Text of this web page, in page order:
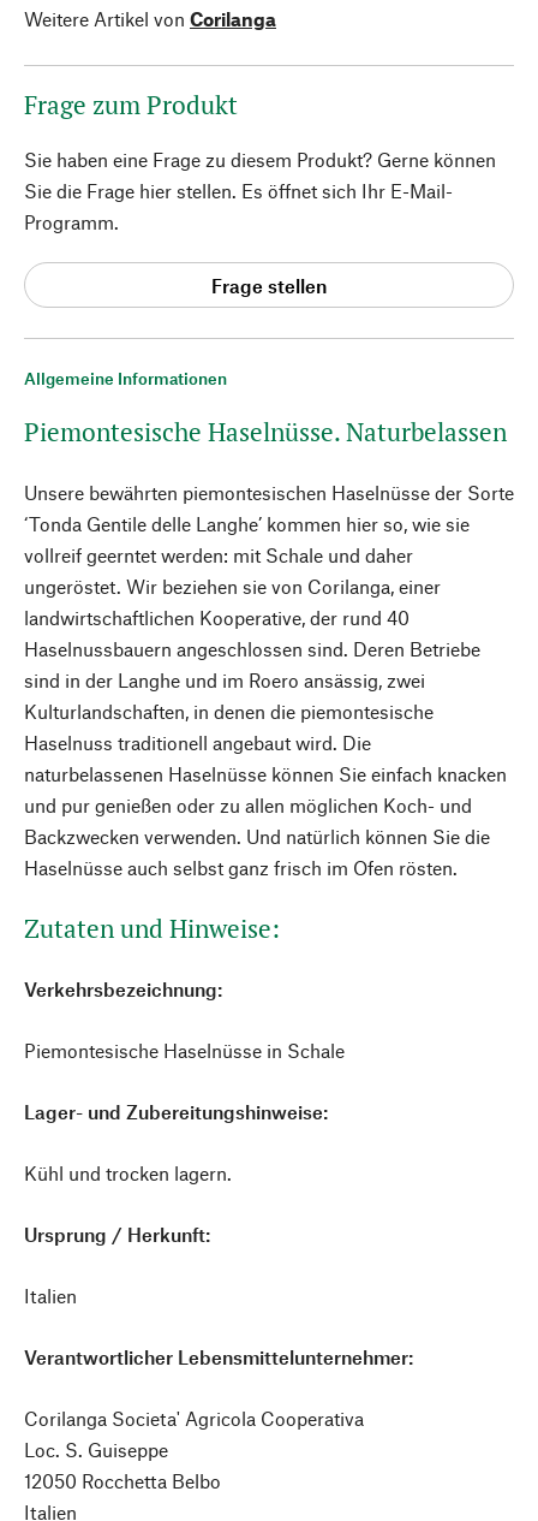
Allgemeine Informationen
Piemontesische Haselnüsse. Naturbelassen
Unsere bewährten piemontesischen Haselnüsse der Sorte
‘Tonda Gentile delle Langhe’ kommen hier so, wie sie
vollreif geerntet werden: mit Schale und daher
ungeröstet. Wir beziehen sie von Corilanga, einer
landwirtschaftlichen Kooperative, der rund 40
Haselnussbauern angeschlossen sind. Deren Betriebe
sind in der Langhe und im Roero ansässig, zwei
Kulturlandschaften, in denen die piemontesische
Haselnuss traditionell angebaut wird. Die
naturbelassenen Haselnüsse können Sie einfach knacken
und pur genießen oder zu allen möglichen Koch- und
Backzwecken verwenden. Und natürlich können Sie die
Haselnüsse auch selbst ganz frisch im Ofen rösten.
Zutaten und Hinweise:
Verkehrsbezeichnung:
Piemontesische Haselnüsse in Schale
Lager- und Zubereitungshinweise:
Kühl und trocken lagern.
Ursprung / Herkunft:
Italien
Verantwortlicher Lebensmittelunternehmer:
Corilanga Societa' Agricola Cooperativa
Loc. S. Guiseppe
12050 Rocchetta Belbo
Italien
Weitere Artikel von Corilanga
Frage zum Produkt
Sie haben eine Frage zu diesem Produkt? Gerne können
Sie die Frage hier stellen. Es öffnet sich Ihr E-Mail-
Programm.
Frage stellen